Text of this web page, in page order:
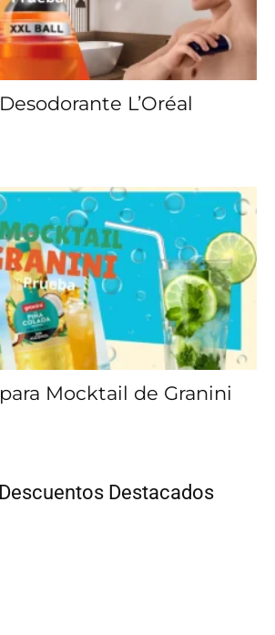
L’Oréal
Mocktail de Granini
Destacados